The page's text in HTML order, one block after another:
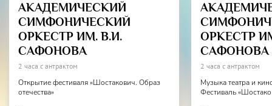
АКАДЕМИЧЕСКИЙ
СИМФОНИЧЕСКИЙ
ОРКЕСТР ИМ. В.И.
САФОНОВА
2 часа с антрактом
Открытие фестиваля «Шостакович. Образ
отечества»
ОРКЕСТР
САФОНОВА
2 часа с антрактом
Музыка театра и
Фестиваль